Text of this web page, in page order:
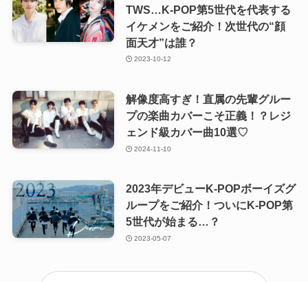
TWS…K-POP第5世代を代表する
イケメンをご紹介！次世代の“顔
面天才”は誰？
2023-10-12
解像度高すぎ！直属の先輩グルー
プの楽曲カバーこそ正義！？レジ
ェンド級カバー曲10選♡
2024-11-10
2023年デビューK-POPボーイズグ
ループをご紹介！ついにK-POP第
5世代が始まる…？
2023-05-07